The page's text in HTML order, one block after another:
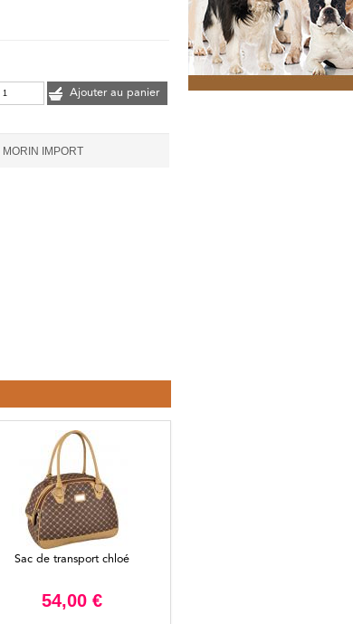
Ajouter au panier
MORIN IMPORT
Sac de transport chloé
54,00 €